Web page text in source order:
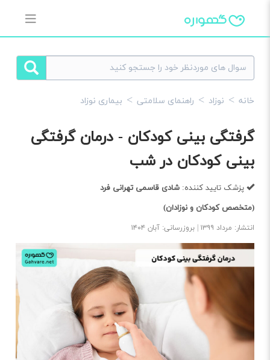
خانه نوزاد راهنمای سلامتی بیماری نوزاد
گرفتگی بینی کودکان - درمان گرفتگی
بینی کودکان در شب
پزشک تایید کننده:شادی قاسمی تهرانی فرد
(متخصص کودکان و نوزادان)
انتشار: مرداد ۱۳۹۹ | بروزرسانی: آبان ۱۴۰۴